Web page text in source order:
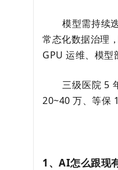
模型需持续
常态化数据治理
GPU 运维、模型
三级医院 5
20~40 万、等保
1、AI怎么跟现